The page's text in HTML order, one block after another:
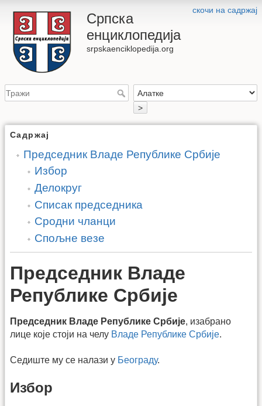
скочи на садржај
Српска
енциклопедија
srpskaenciklopedija.org
>
Садржај
Председник Владе Републике Србије
Избор
Делокруг
Списак председника
Сродни чланци
Спољне везе
Председник Владе
Републике Србије
Председник Владе Републике Србије, изабрано
лице које стоји на челу Владе Републике Србије.
Седиште му се налази у Београду.
Избор